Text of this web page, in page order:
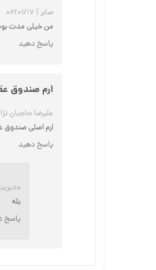
صابر | ۰۲/۰۱/۱۷
من خیلی مدت بود
پاسخ دهید
ارم صندوق
علیرضا حاجیان
ارم اصلی صندوق
پاسخ دهید
بله
پاسخ